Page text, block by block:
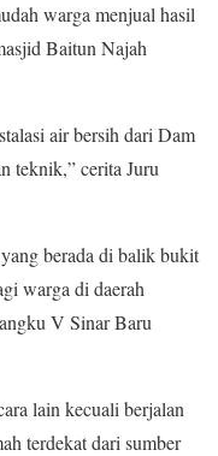
warga menjual hasil
Baitun Najah
air bersih dari Dam
teknik,” cerita Juru
berada di balik bukit
warga di daerah
V Sinar Baru
lain kecuali berjalan
terdekat dari sumber